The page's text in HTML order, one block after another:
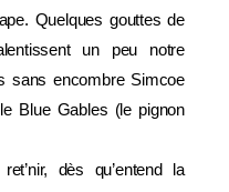
Quelques gouttes de
un peu notre
sans encombre Simcoe
Blue Gables (le pignon
dès qu’entend la